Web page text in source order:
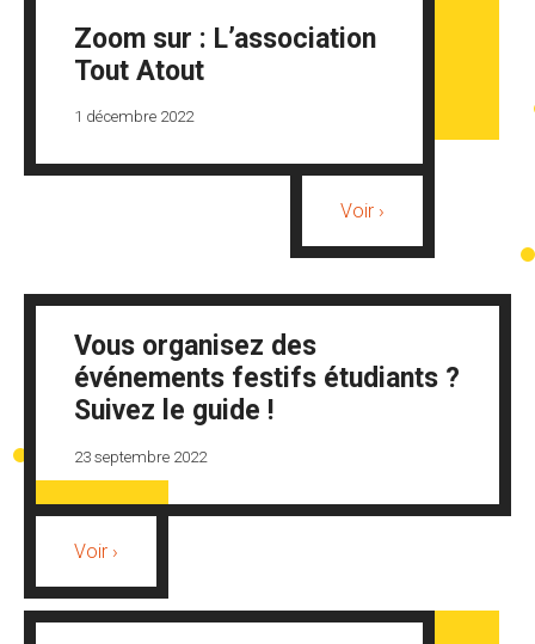
Zoom sur : L’association
Tout Atout
1 décembre 2022
Voir ›
Vous organisez des
événements festifs étudiants ?
Suivez le guide !
23 septembre 2022
Voir ›